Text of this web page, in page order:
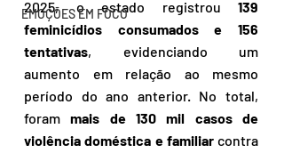
EMOÇÕES EM FOCO
2025, o estado registrou 139
feminicídios consumados e 156
tentativas, evidenciando um
aumento em relação ao mesmo
período do ano anterior. No total,
foram mais de 130 mil casos de
violência doméstica e familiar contra